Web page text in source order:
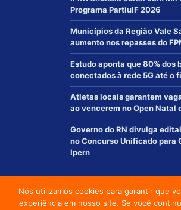
Programa PartiuIF 2026
Municípios da Região Vale
aumento nos repasses do
Estudo aponta que 80% dos
conectados à rede 5G até o
Atletas locais garantem
ao vencerem no Open Natal
Governo do RN divulga
no Concurso Unificado para
Ipern
© 2012 - 2021 | www.macaurn.com.br - Todos
Desenvolvido por:
Nós utilizamos cookies para garantir que
experiência em nosso site. Se você